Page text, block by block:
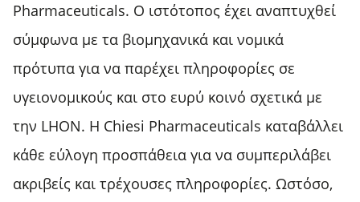
Pharmaceuticals. Ο ιστότοπος έχει αναπτυχθεί
σύμφωνα με τα βιομηχανικά και νομικά
πρότυπα για να παρέχει πληροφορίες σε
υγειονομικούς και στο ευρύ κοινό σχετικά με
την LHON. Η Chiesi Pharmaceuticals καταβάλλει
κάθε εύλογη προσπάθεια για να συμπεριλάβει
ακριβείς και τρέχουσες πληροφορίες. Ωστόσο,